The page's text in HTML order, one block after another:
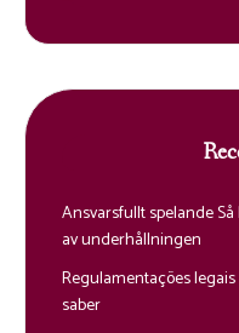
Ansvarsfullt spelande
av underhållningen
Regulamentações
saber